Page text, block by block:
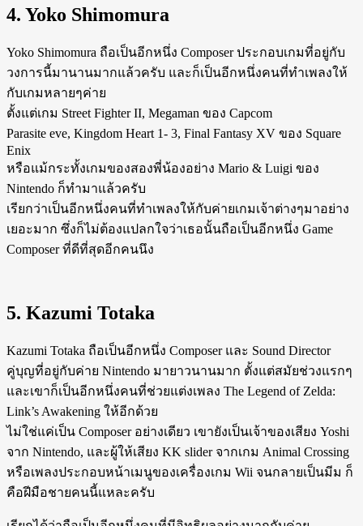
4. Yoko Shimomura
Yoko Shimomura ถือเป็นอีกหนึ่ง Composer ประกอบเกมที่อยู่กับ
วงการนี้มานานมากแล้วครับ และก็เป็นอีกหนึ่งคนที่ทำเพลงให้
กับเกมหลายๆค่าย
ตั้งแต่เกม Street Fighter II, Megaman ของ Capcom
Parasite eve, Kingdom Heart 1- 3, Final Fantasy XV ของ Square
Enix
หรือแม้กระทั้งเกมของสองพี่น้องอย่าง Mario & Luigi ของ
Nintendo ก็ทำมาแล้วครับ
เรียกว่าเป็นอีกหนึ่งคนที่ทำเพลงให้กับค่ายเกมเจ้าต่างๆมาอย่าง
เยอะมาก ซึ่งก็ไม่ต้องแปลกใจว่าเธอนั้นถือเป็นอีกหนึ่ง Game
Composer ที่ดีที่สุดอีกคนนึง
5. Kazumi Totaka
Kazumi Totaka ถือเป็นอีกหนึ่ง Composer และ Sound Director
คู่บุญที่อยู่กับค่าย Nintendo มายาวนานมาก ตั้งแต่สมัยช่วงแรกๆ
และเขาก็เป็นอีกหนึ่งคนที่ช่วยแต่งเพลง The Legend of Zelda:
Link’s Awakening ให้อีกด้วย
ไม่ใช่แค่เป็น Composer อย่างเดียว เขายังเป็นเจ้าของเสียง Yoshi
จาก Nintendo, และผู้ให้เสียง KK slider จากเกม Animal Crossing
หรือเพลงประกอบหน้าเมนูของเครื่องเกม Wii จนกลายเป็นมีม ก็
คือฝีมือชายคนนี้แหละครับ